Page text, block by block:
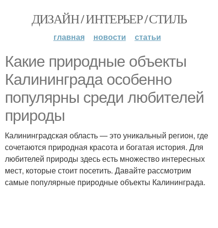
ДИЗАЙН / ИНТЕРЬЕР / СТИЛЬ
главная новости статьи
Какие природные объекты
Калининграда особенно
популярны среди любителей
природы
Калининградская область — это уникальный регион, где
сочетаются природная красота и богатая история. Для
любителей природы здесь есть множество интересных
мест, которые стоит посетить. Давайте рассмотрим
самые популярные природные объекты Калининграда.